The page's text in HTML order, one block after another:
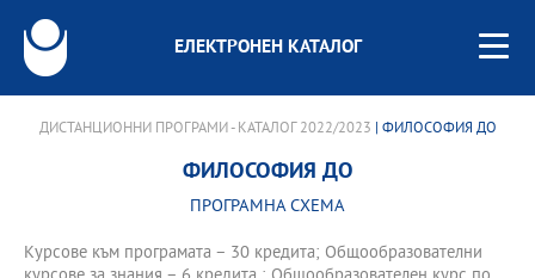
ЕЛЕКТРОНЕН КАТАЛОГ
ДИСТАНЦИОННИ ПРОГРАМИ - КАТАЛОГ 2022/2023 | ФИЛОСОФИЯ ДО
ФИЛОСОФИЯ ДО
ПРОГРАМНА СХЕМА
Курсове към програмата – 30 кредита; Общообразователни